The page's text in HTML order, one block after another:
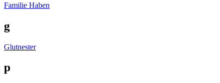
Familie Haben
g
Glutnester
p